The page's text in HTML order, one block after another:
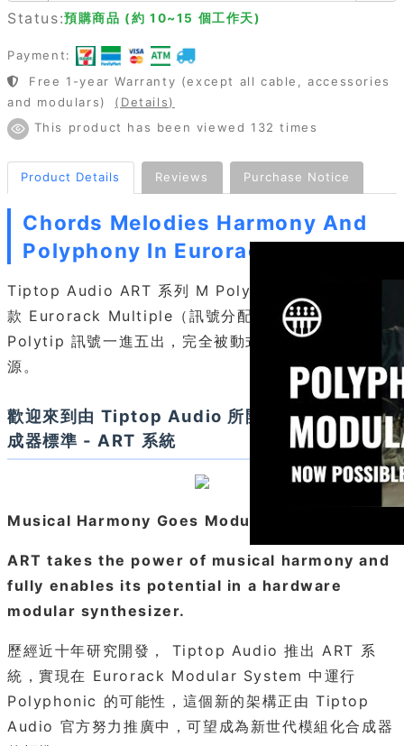
Status:預購商品 (約 10~15 個工作天)
Payment:
Free 1-year Warranty (except all cable, accessories
and modulars)
(Details)
This product has been viewed 132 times
Product Details Reviews Purchase Notice
Chords Melodies Harmony And
Polyphony In Eurorack
Tiptop Audio ART 系列 M Polytip Multiple 是一
款 Eurorack Multiple（訊號分配）模組，將單一
Polytip 訊號一進五出，完全被動式設計、不消耗電
源。
歡迎來到由 Tiptop Audio 所開發的嶄新模組合
成器標準 - ART 系統
Musical Harmony Goes Modular
ART takes the power of musical harmony and
fully enables its potential in a hardware
modular synthesizer.
歷經近十年研究開發， Tiptop Audio 推出 ART 系
統，實現在 Eurorack Modular System 中運行
Polyphonic 的可能性，這個新的架構正由 Tiptop
Audio 官方努力推廣中，可望成為新世代模組化合成器